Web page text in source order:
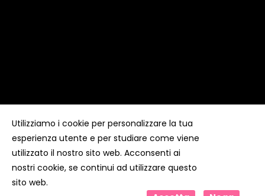
Copyright ©Kyuubi Cloud SolutionbySTUDIO
diritti riservati
Utilizziamo i cookie per personalizzare la tua
esperienza utente e per studiare come viene
utilizzato il nostro sito web. Acconsenti ai
nostri cookie, se continui ad utilizzare questo
sito web.